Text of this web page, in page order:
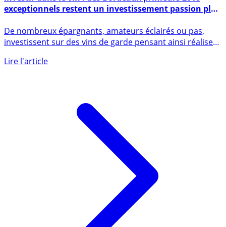
exceptionnels restent un investissement passion plus
que de raison
investissent sur des vins de garde pensant ainsi réaliser